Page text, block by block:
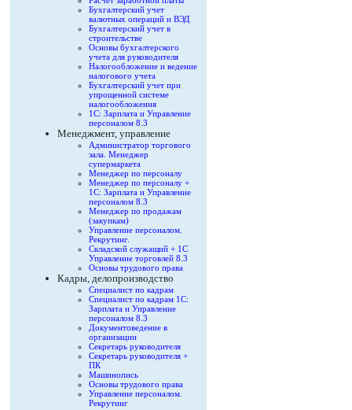
Бухгалтерский учет
валютных операций и ВЭД
Бухгалтерский учет в
строительстве
Основы бухгалтерского
учета для руководителя
Налогообложение и ведение
налогового учета
Бухгалтерский учет при
упрощенной системе
налогообложения
1С: Зарплата и Управление
персоналом 8.3
Менеджмент, управление
Администратор торгового
зала. Менеджер
супермаркета
Менеджер по персоналу
Менеджер по персоналу +
1С: Зарплата и Управление
персоналом 8.3
Менеджер по продажам
(закупкам)
Управление персоналом.
Рекрутинг.
Складской служащий + 1С
Управление торговлей 8.3
Основы трудового права
Кадры, делопроизводство
Специалист по кадрам
Специалист по кадрам 1С:
Зарплата и Управление
персоналом 8.3
Документоведение в
организации
Секретарь руководителя
Секретарь руководителя +
ПК
Машинопись
Основы трудового права
Управление персоналом.
Рекрутинг